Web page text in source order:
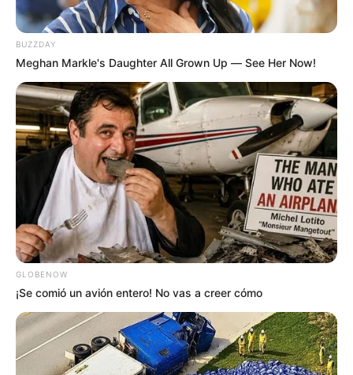
RECIBO DEL AGUA
LOCALIDAD DE USAQUÉN
CUNDINAMARCA
REGIOTRAM DE OCCIDENTE
LOCALIDAD DE SUBA
BUZZDAY
Meghan Markle's Daughter All Grown Up — See Her Now!
GLOBENOW
¡Se comió un avión entero! No vas a creer cómo